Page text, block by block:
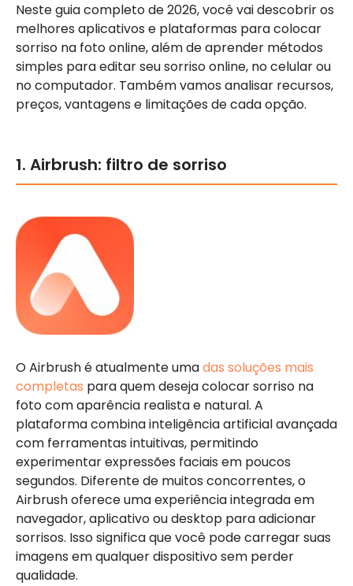
Neste guia completo de 2026, você vai descobrir os
melhores aplicativos e plataformas para colocar
sorriso na foto online, além de aprender métodos
simples para editar seu sorriso online, no celular ou
no computador. Também vamos analisar recursos,
preços, vantagens e limitações de cada opção.
1. Airbrush: filtro de sorriso
O Airbrush é atualmente umadas soluções mais
completas para quem deseja colocar sorriso na
foto com aparência realista e natural. A
plataforma combina inteligência artificial avançada
com ferramentas intuitivas, permitindo
experimentar expressões faciais em poucos
segundos. Diferente de muitos concorrentes, o
Airbrush oferece uma experiência integrada em
navegador, aplicativo ou desktop para adicionar
sorrisos. Isso significa que você pode carregar suas
imagens em qualquer dispositivo sem perder
qualidade.